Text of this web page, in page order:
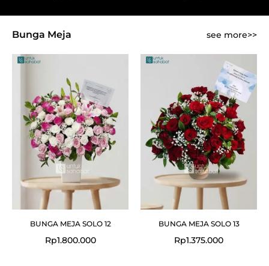
Bunga Meja see more>>
BUNGA MEJA SOLO 12
Rp1.800.000
BUNGA MEJA SOLO 13
Rp1.375.000